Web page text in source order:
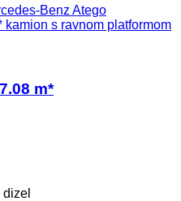
Benz Atego
s ravnom platformom
m*
dizel